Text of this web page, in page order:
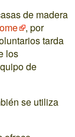
de madera
, por
tarda
los
de
se utiliza